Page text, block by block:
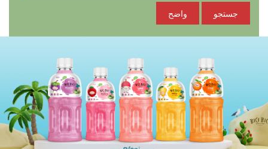
جستجو واضح